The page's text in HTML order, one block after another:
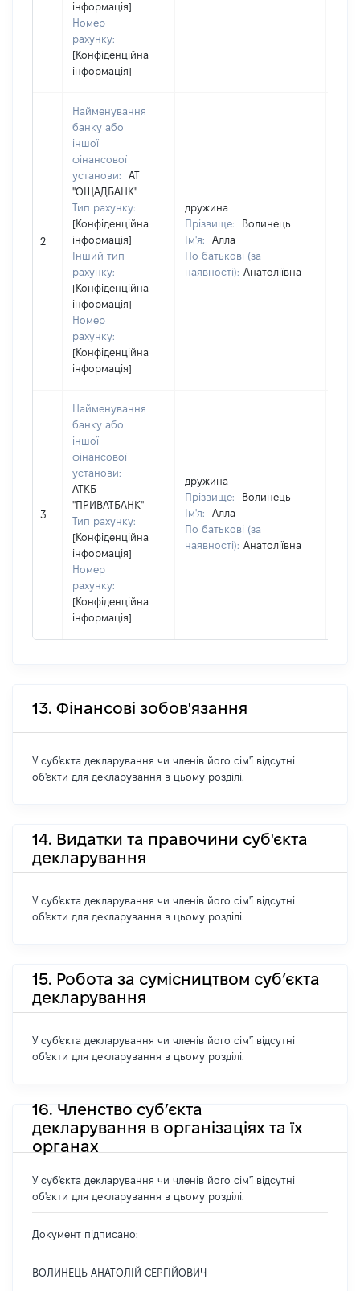
інформація]
Номер
рахунку:
[Конфіденційна
інформація]
2
Найменування
банку або
іншої
фінансової
установи:
АТ
"ОЩАДБАНК"
Тип рахунку:
[Конфіденційна
інформація]
Інший тип
рахунку:
[Конфіденційна
інформація]
Номер
рахунку:
[Конфіденційна
інформація]
дружина
Прізвище:
Волинець
Ім'я:
Алла
По батькові (за
наявності): Анатоліївна
3
Найменування
банку або
іншої
фінансової
установи:
АТКБ
"ПРИВАТБАНК"
Тип рахунку:
[Конфіденційна
інформація]
Номер
рахунку:
[Конфіденційна
інформація]
дружина
Прізвище:
Волинець
Ім'я:
Алла
По батькові (за
наявності): Анатоліївна
13. Фінансові зобов'язання
У суб'єкта декларування чи членів його сім'ї відсутні
об'єкти для декларування в цьому розділі.
14. Видатки та правочини суб'єкта
декларування
У суб'єкта декларування чи членів його сім'ї відсутні
об'єкти для декларування в цьому розділі.
15. Робота за сумісництвом суб’єкта
декларування
У суб'єкта декларування чи членів його сім'ї відсутні
об'єкти для декларування в цьому розділі.
16. Членство суб’єкта
декларування в організаціях та їх
органах
У суб'єкта декларування чи членів його сім'ї відсутні
об'єкти для декларування в цьому розділі.
Документ підписано:
ВОЛИНЕЦЬ АНАТОЛІЙ СЕРГІЙОВИЧ